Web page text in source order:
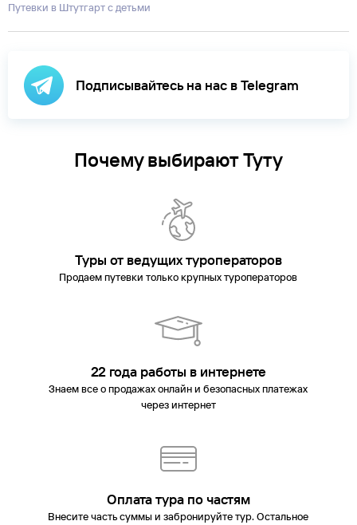
Путевки в Штутгарт с детьми
Подписывайтесь на нас в Telegram
Почему выбирают Туту
Туры от ведущих туроператоров
Продаем путевки только крупных туроператоров
22 года работы в интернете
Знаем все о продажах онлайн и безопасных платежах
через интернет
Оплата тура по частям
Внесите часть суммы и забронируйте тур. Остальное